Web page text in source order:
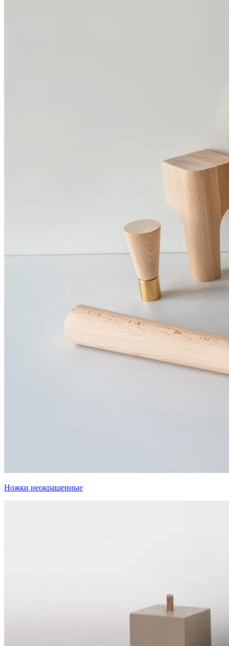
Ножки неокрашенные